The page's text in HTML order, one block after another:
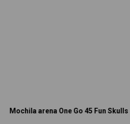
Mochila arena One Go 45 Fun Skulls